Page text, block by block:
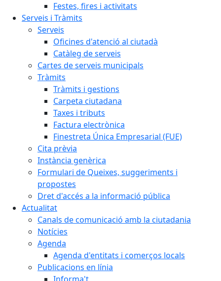
Festes, fires i activitats
Serveis i Tràmits
Serveis
Oficines d'atenció al ciutadà
Catàleg de serveis
Cartes de serveis municipals
Tràmits
Tràmits i gestions
Carpeta ciutadana
Taxes i tributs
Factura electrònica
Finestreta Única Empresarial (FUE)
Cita prèvia
Instància genèrica
Formulari de Queixes, suggeriments i
propostes
Dret d'accés a la informació pública
Actualitat
Canals de comunicació amb la ciutadania
Notícies
Agenda
Agenda d'entitats i comerços locals
Publicacions en línia